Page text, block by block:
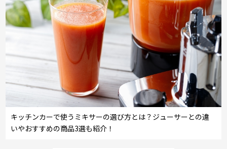
キッチンカーで使うミキサーの選び方とは？ジューサーとの違
いやおすすめの商品3選も紹介！